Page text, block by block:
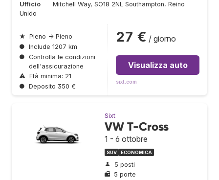
Ufficio
Mitchell Way, SO18 2NL Southampton, Reino
Unido
★ Pieno → Pieno
● Include 1207 km
● Controlla le condizioni
dell'assicurazione
⚠ Età minima: 21
● Deposito 350 €
27 € / giorno
Visualizza auto
sixt.com
Sixt
VW T-Cross
1 - 6 ottobre
SUV ECONOMICA
5 posti
5 porte